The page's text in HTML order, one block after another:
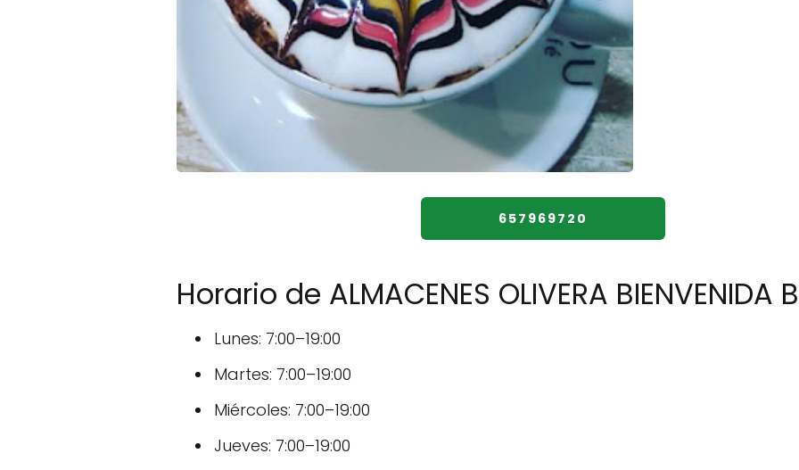
657969720
Horario de ALMACENES OLIVERA BIENVENIDA
Lunes: 7:00–19:00
Martes: 7:00–19:00
Miércoles: 7:00–19:00
Jueves: 7:00–19:00